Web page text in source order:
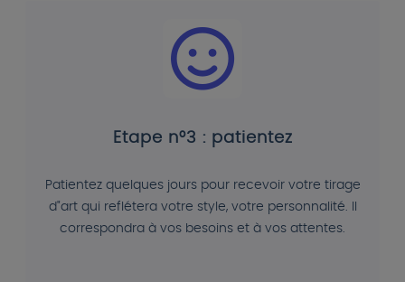
Etape n°3 : patientez
Patientez quelques jours pour recevoir votre tirage
d"art qui reflétera votre style, votre personnalité. Il
correspondra à vos besoins et à vos attentes.